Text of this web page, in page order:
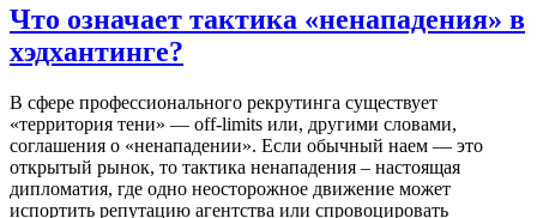
Что означает тактика «ненападения» в
хэдхантинге?
В сфере профессионального рекрутинга существует
«территория тени» — off-limits или, другими словами,
соглашения о «ненападении». Если обычный наем — это
открытый рынок, то тактика ненападения – настоящая
дипломатия, где одно неосторожное движение может
испортить репутацию агентства или спровоцировать